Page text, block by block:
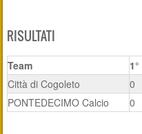
RISULTATI
Team
Città di Cogoleto
0
PONTEDECIMO Calcio
0